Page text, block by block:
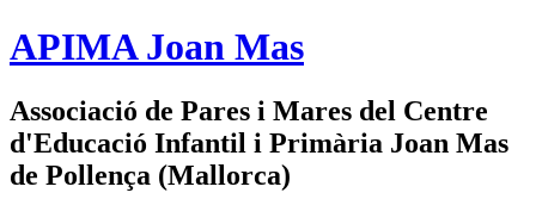
APIMA Joan Mas
Associació de Pares i Mares del Centre
d'Educació Infantil i Primària Joan Mas
de Pollença (Mallorca)